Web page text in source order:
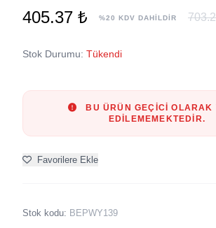
405.37 ₺ %20 KDV DAHİLDİR
Stok Durumu: Tükendi
BU ÜRÜN GEÇICI OLARAK
EDILEMEMEKTEDIR.
Favorilere Ekle
Stok kodu: BEPWY139